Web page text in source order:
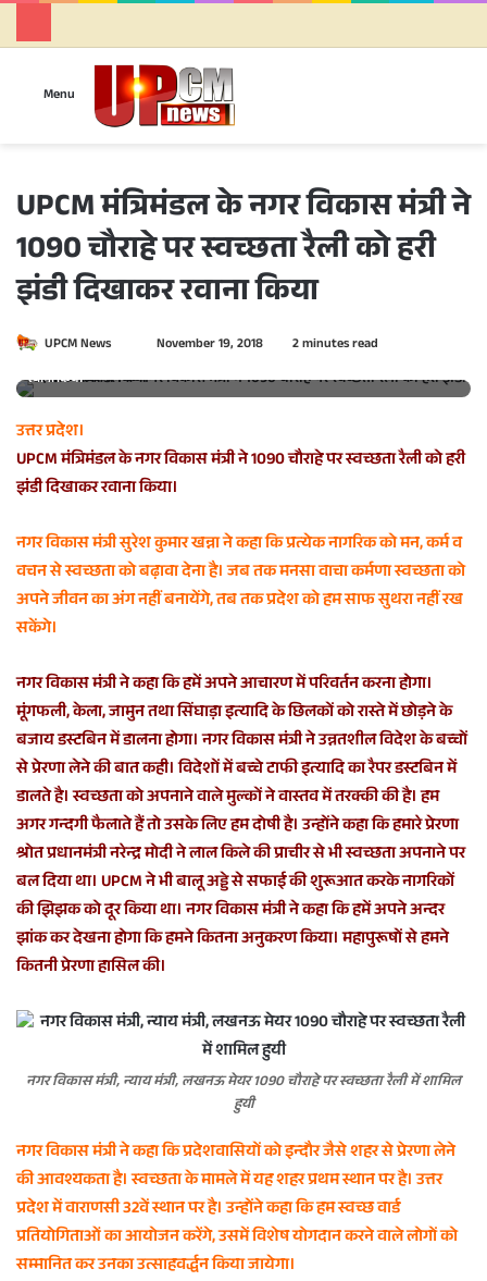
Menu
UPCM मंत्रिमंडल के नगर विकास मंत्री ने
1090 चौराहे पर स्वच्छता रैली को हरी
झंडी दिखाकर रवाना किया
UPCM News
n
a
n
m
a
i
l
November 19, 2018 2 minutes read
रवाना किया
उत्तर प्रदेश।
UPCM मंत्रिमंडल के नगर विकास मंत्री ने 1090 चौराहे पर स्वच्छता रैली को हरी
झंडी दिखाकर रवाना किया।
नगर विकास मंत्री सुरेश कुमार खन्ना ने कहा कि प्रत्येक नागरिक को मन, कर्म व
वचन से स्वच्छता को बढ़ावा देना है। जब तक मनसा वाचा कर्मणा स्वच्छता को
अपने जीवन का अंग नहीं बनायेंगे, तब तक प्रदेश को हम साफ सुथरा नहीं रख
सकेंगे।
नगर विकास मंत्री ने कहा कि हमें अपने आचारण में परिवर्तन करना होगा।
मूंगफली, केला, जामुन तथा सिंघाड़ा इत्यादि के छिलकों को रास्ते में छोड़ने के
बजाय डस्टबिन में डालना होगा। नगर विकास मंत्री ने उन्नतशील विदेश के बच्चों
से प्रेरणा लेने की बात कही। विदेशों में बच्चे टाफी इत्यादि का रैपर डस्टबिन में
डालते है। स्वच्छता को अपनाने वाले मुल्कों ने वास्तव में तरक्की की है। हम
अगर गन्दगी फैलाते हैं तो उसके लिए हम दोषी है। उन्होंने कहा कि हमारे प्रेरणा
श्रोत प्रधानमंत्री नरेन्द्र मोदी ने लाल किले की प्राचीर से भी स्वच्छता अपनाने पर
बल दिया था। UPCM ने भी बालू अड्डे से सफाई की शुरूआत करके नागरिकों
की झिझक को दूर किया था। नगर विकास मंत्री ने कहा कि हमें अपने अन्दर
झांक कर देखना होगा कि हमने कितना अनुकरण किया। महापुरूषों से हमने
कितनी प्रेरणा हासिल की।
नगर विकास मंत्री, न्याय मंत्री, लखनऊ मेयर 1090 चौराहे पर स्वच्छता रैली में शामिल
हुयी
नगर विकास मंत्री ने कहा कि प्रदेशवासियों को इन्दौर जैसे शहर से प्रेरणा लेने
की आवश्यकता है। स्वच्छता के मामले में यह शहर प्रथम स्थान पर है। उत्तर
प्रदेश में वाराणसी 32वें स्थान पर है। उन्होंने कहा कि हम स्वच्छ वार्ड
प्रतियोगिताओं का आयोजन करेंगे, उसमें विशेष योगदान करने वाले लोगों को
सम्मानित कर उनका उत्साहवर्द्धन किया जायेगा।